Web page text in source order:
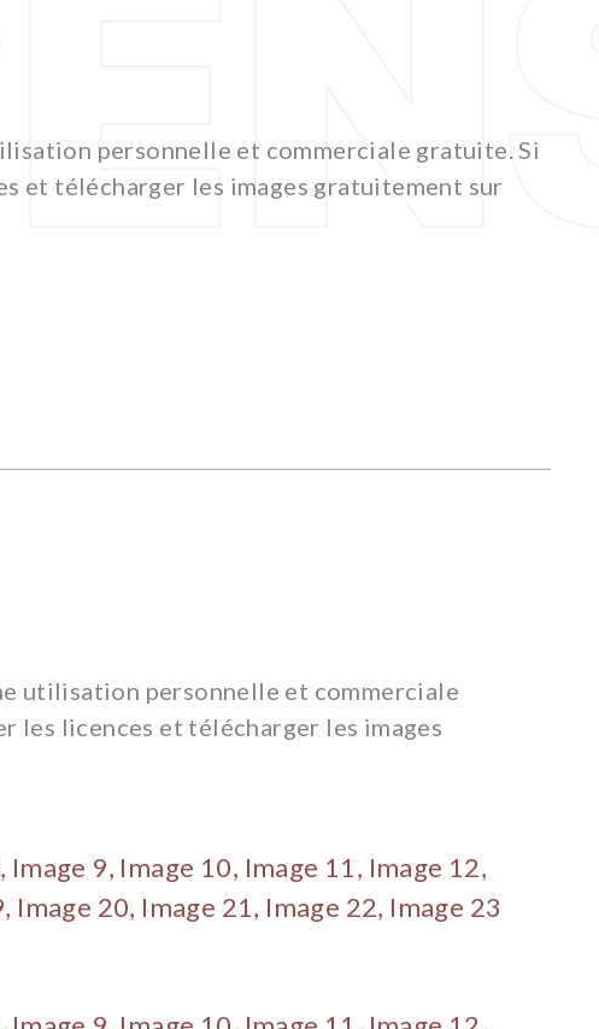
personnelle et commerciale gratuite. Si
et télécharger les images gratuitement sur
utilisation personnelle et commerciale
les licences et télécharger les images
Image 9, Image 10, Image 11, Image 12,
Image 20, Image 21, Image 22, Image 23